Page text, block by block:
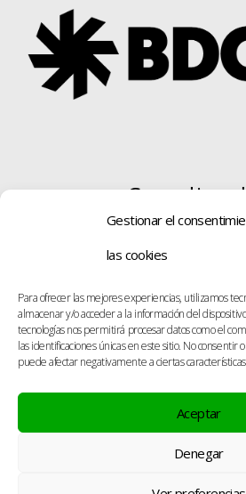
Gestionar el
las cookies
Para ofrecer las mejores experiencias, utilizamos
almacenar y/o acceder a la información del
tecnologías nos permitirá procesar datos como el
las identificaciones únicas en este sitio. No
puede afectar negativamente a ciertas
Aceptar
Denegar